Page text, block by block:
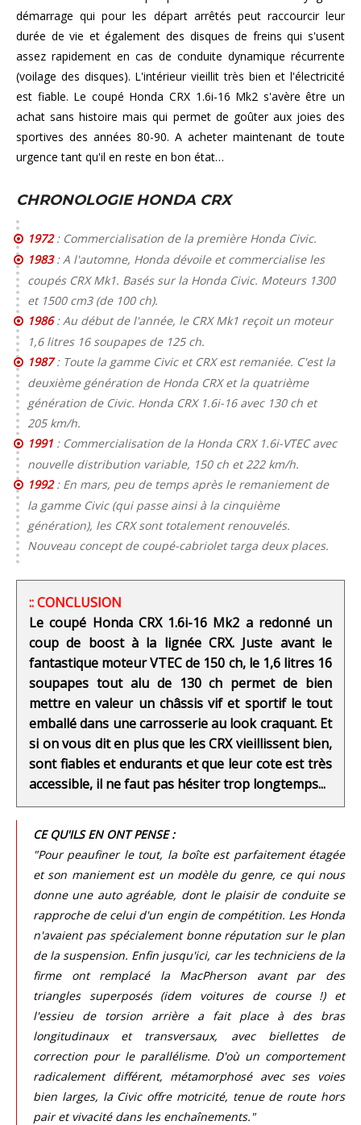
démarrage qui pour les départ arrêtés peut raccourcir leur
durée de vie et également des disques de freins qui s'usent
assez rapidement en cas de conduite dynamique récurrente
(voilage des disques). L'intérieur vieillit très bien et l'électricité
est fiable. Le coupé Honda CRX 1.6i-16 Mk2 s'avère être un
achat sans histoire mais qui permet de goûter aux joies des
sportives des années 80-90. A acheter maintenant de toute
urgence tant qu'il en reste en bon état…
CHRONOLOGIE HONDA CRX
1972: Commercialisation de la première Honda Civic.
1983: A l'automne, Honda dévoile et commercialise les
coupés CRX Mk1. Basés sur la Honda Civic. Moteurs 1300
et 1500 cm3 (de 100 ch).
1986: Au début de l'année, le CRX Mk1 reçoit un moteur
1,6 litres 16 soupapes de 125 ch.
1987: Toute la gamme Civic et CRX est remaniée. C'est la
deuxième génération de Honda CRX et la quatrième
génération de Civic. Honda CRX 1.6i-16 avec 130 ch et
205 km/h.
1991 : Commercialisation de la Honda CRX 1.6i-VTEC avec
nouvelle distribution variable, 150 ch et 222 km/h.
1992: En mars, peu de temps après le remaniement de
la gamme Civic (qui passe ainsi à la cinquième
génération), les CRX sont totalement renouvelés.
Nouveau concept de coupé-cabriolet targa deux places.
:: CONCLUSION
Le coupé Honda CRX 1.6i-16 Mk2 a redonné un
coup de boost à la lignée CRX. Juste avant le
fantastique moteur VTEC de 150 ch, le 1,6 litres 16
soupapes tout alu de 130 ch permet de bien
mettre en valeur un châssis vif et sportif le tout
emballé dans une carrosserie au look craquant. Et
si on vous dit en plus que les CRX vieillissent bien,
sont fiables et endurants et que leur cote est très
accessible, il ne faut pas hésiter trop longtemps...
CE QU'ILS EN ONT PENSE :
"Pour peaufiner le tout, la boîte est parfaitement étagée
et son maniement est un modèle du genre, ce qui nous
donne une auto agréable, dont le plaisir de conduite se
rapproche de celui d'un engin de compétition. Les Honda
n'avaient pas spécialement bonne réputation sur le plan
de la suspension. Enfin jusqu'ici, car les techniciens de la
firme ont remplacé la MacPherson avant par des
triangles superposés (idem voitures de course !) et
l'essieu de torsion arrière a fait place à des bras
longitudinaux et transversaux, avec biellettes de
correction pour le parallélisme. D'où un comportement
radicalement différent, métamorphosé avec ses voies
bien larges, la Civic offre motricité, tenue de route hors
pair et vivacité dans les enchaînements."